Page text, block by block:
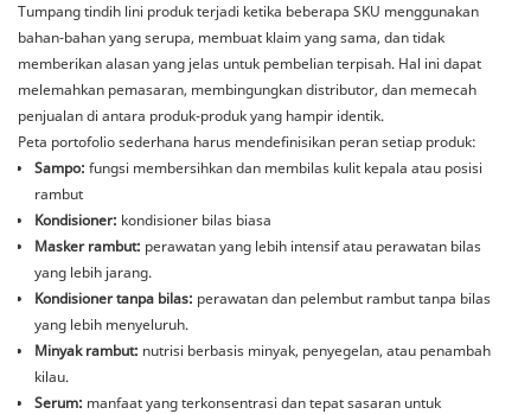
Tumpang tindih lini produk terjadi ketika beberapa SKU menggunakan
bahan-bahan yang serupa, membuat klaim yang sama, dan tidak
memberikan alasan yang jelas untuk pembelian terpisah. Hal ini dapat
melemahkan pemasaran, membingungkan distributor, dan memecah
penjualan di antara produk-produk yang hampir identik.
Peta portofolio sederhana harus mendefinisikan peran setiap produk:
Sampo: fungsi membersihkan dan membilas kulit kepala atau posisi
rambut
Kondisioner: kondisioner bilas biasa
Masker rambut: perawatan yang lebih intensif atau perawatan bilas
yang lebih jarang.
Kondisioner tanpa bilas: perawatan dan pelembut rambut tanpa bilas
yang lebih menyeluruh.
Minyak rambut: nutrisi berbasis minyak, penyegelan, atau penambah
kilau.
Serum: manfaat yang terkonsentrasi dan tepat sasaran untuk